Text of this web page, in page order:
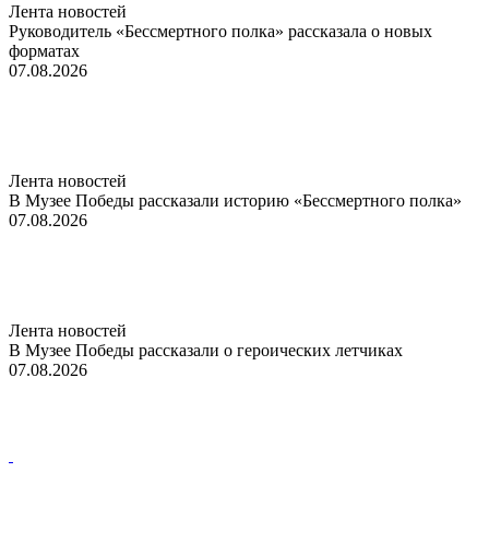
Лента новостей
Руководитель «Бессмертного полка» рассказала о новых
форматах
07.08.2026
Лента новостей
В Музее Победы рассказали историю «Бессмертного полка»
07.08.2026
Лента новостей
В Музее Победы рассказали о героических летчиках
07.08.2026